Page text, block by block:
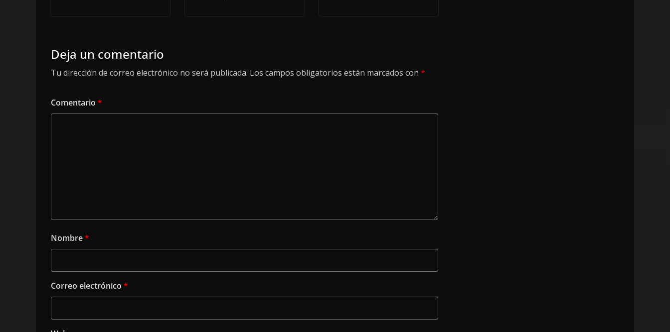
Deja un comentario
Tu dirección de correo electrónico no será publicada. Los campos obligatorios están marcados con *
Comentario *
Nombre*
Correo electrónico *